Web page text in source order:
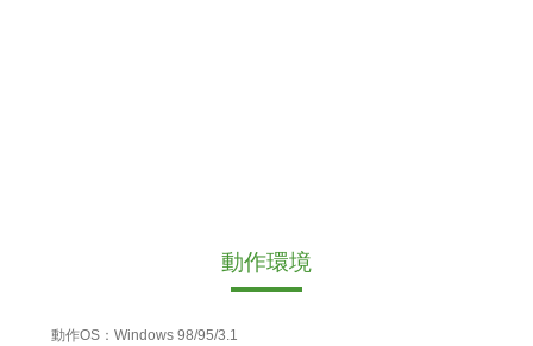
動作環境
動作OS：Windows 98/95/3.1